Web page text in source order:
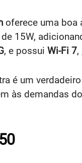
oferece uma boa
de 15W,
, e possui Wi-Fi 7,
é um
às demandas